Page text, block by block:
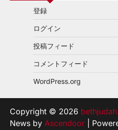
登録
ログイン
投稿フィード
コメントフィード
WordPress.org
Copyright © 2026
News by Ascendoor |